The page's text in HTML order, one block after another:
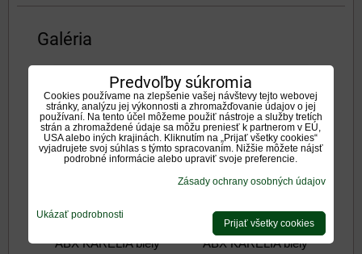
Galéria
ABX KARELIA biely
ABX KARELIA biely
Predvoľby súkromia
Cookies používame na zlepšenie vašej návštevy tejto webovej
stránky, analýzu jej výkonnosti a zhromažďovanie údajov o jej
používaní. Na tento účel môžeme použiť nástroje a služby tretích
strán a zhromaždené údaje sa môžu preniesť k partnerom v EÚ,
USA alebo iných krajinách. Kliknutím na „Prijať všetky cookies“
vyjadrujete svoj súhlas s týmto spracovaním. Nižšie môžete nájsť
podrobné informácie alebo upraviť svoje preferencie.
Zásady ochrany osobných údajov
Ukázať podrobnosti
Prijať všetky cookies